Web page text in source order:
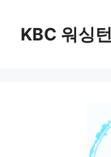
KBC 워싱턴